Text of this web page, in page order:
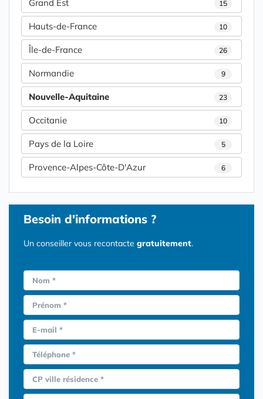
Grand Est 15
Hauts-de-France 10
Île-de-France 26
Normandie 9
Nouvelle-Aquitaine 23
Occitanie 10
Pays de la Loire 5
Provence-Alpes-Côte-D'Azur 6
Besoin d'informations ?
Un conseiller vous recontacte gratuitement.
Nom *
Prénom *
E-mail *
Téléphone *
CP ville résidence *